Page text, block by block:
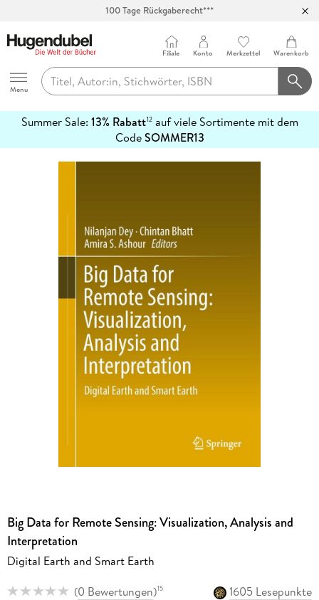
100 Tage Rückgaberecht***
Hugendubel
Menu
Filiale Konto Merkzettel Warenkorb
Summer Sale: 13% Rabatt12auf viele Sortimente mit dem
CodeSOMMER13
erfahren
Big Data for Remote Sensing: Visualization, Analysis and
Interpretation
Digital Earth and Smart Earth
(0 Bewertungen)15
1605 Lesepunkte